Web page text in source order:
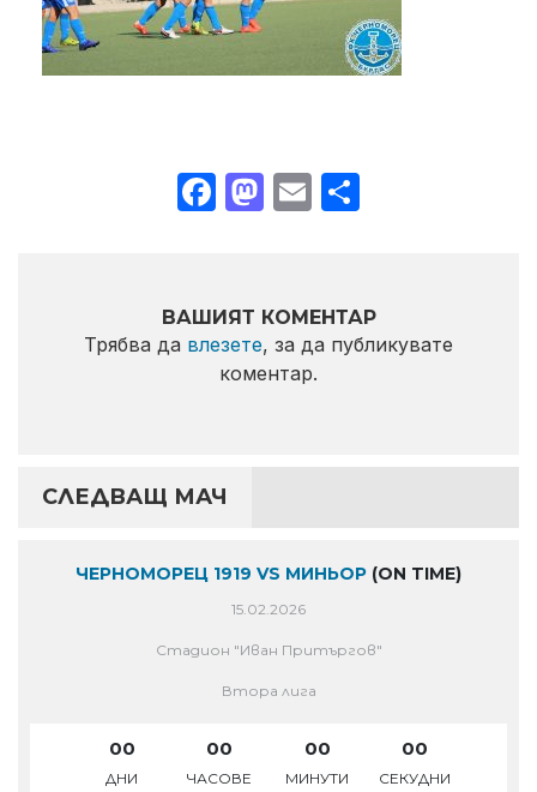
Facebook
Mastodon
Email
ВАШИЯТ КОМЕНТАР
Трябва да влезете, за да публикувате
коментар.
СЛЕДВАЩ МАЧ
ЧЕРНОМОРЕЦ 1919 VS МИНЬОР (ON TIME)
15.02.2026
Стадион "Иван Притъргов"
Втора лига
00
ДНИ
00
ЧАСОВЕ
00
МИНУТИ
00
СЕКУДНИ